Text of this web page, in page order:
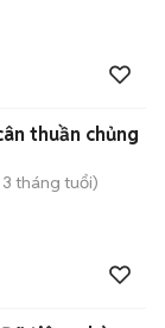
thuần chủng
tháng tuổi)